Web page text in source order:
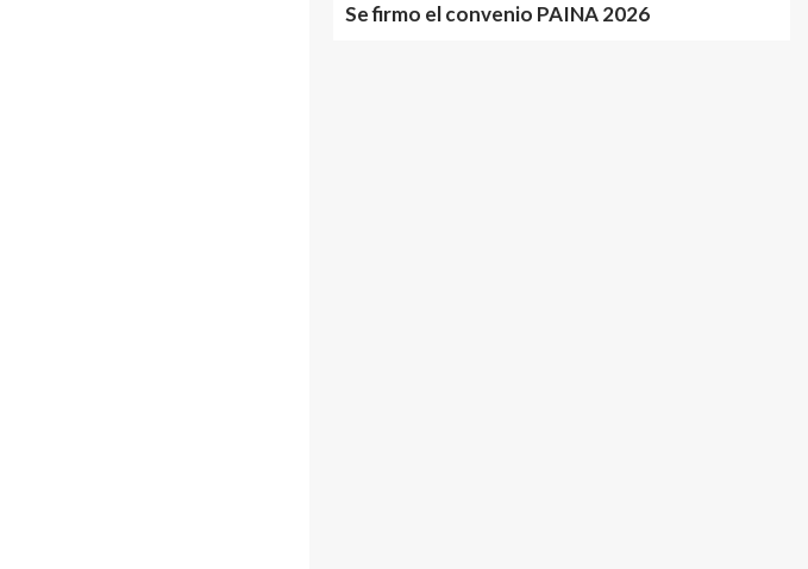
Se firmo el convenio PAINA 2026